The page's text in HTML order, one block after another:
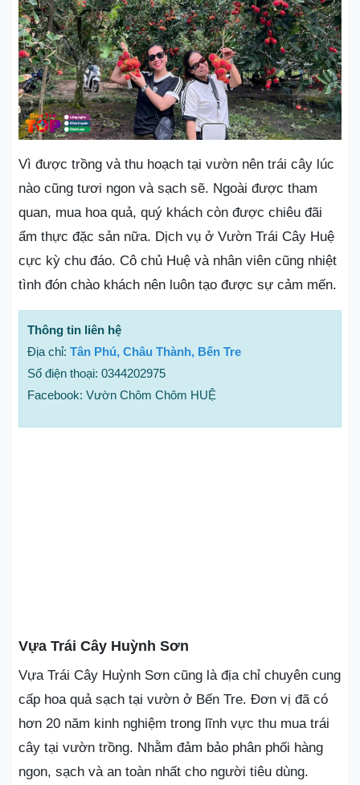
Vì được trồng và thu hoạch tại vườn nên trái cây lúc
nào cũng tươi ngon và sạch sẽ. Ngoài được tham
quan, mua hoa quả, quý khách còn được chiêu đãi
ẩm thực đặc sản nữa. Dịch vụ ở Vườn Trái Cây Huệ
cực kỳ chu đáo. Cô chủ Huệ và nhân viên cũng nhiệt
tình đón chào khách nên luôn tạo được sự cảm mến.
Thông tin liên hệ
Địa chỉ: Tân Phú, Châu Thành, Bến Tre
Số điện thoại: 0344202975
Facebook: Vườn Chôm Chôm HUỆ
Vựa Trái Cây Huỳnh Sơn
Vựa Trái Cây Huỳnh Sơn cũng là địa chỉ chuyên cung
cấp hoa quả sạch tại vườn ở Bến Tre. Đơn vị đã có
hơn 20 năm kinh nghiệm trong lĩnh vực thu mua trái
cây tại vườn trồng. Nhằm đảm bảo phân phối hàng
ngon, sạch và an toàn nhất cho người tiêu dùng.